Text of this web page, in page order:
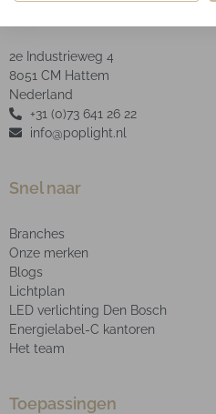
2e Industrieweg 4
8051 CM Hattem
Nederland
+31 (0)73 641 26 22
info@poplight.nl
Snel naar
Branches
Onze merken
Blogs
Lichtplan
LED verlichting Den Bosch
Energielabel-C kantoren
Het team
Toepassingen